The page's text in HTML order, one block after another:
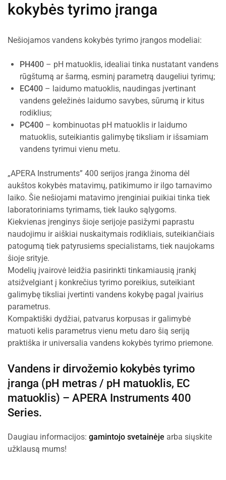
kokybės tyrimo įranga
Nešiojamos vandens kokybės tyrimo įrangos modeliai:
PH400 – pH matuoklis, idealiai tinka nustatant vandens
rūgštumą ar šarmą, esminį parametrą daugeliui tyrimų;
EC400 – laidumo matuoklis, naudingas įvertinant
vandens geležinės laidumo savybes, sūrumą ir kitus
rodiklius;
PC400 – kombinuotas pH matuoklis ir laidumo
matuoklis, suteikiantis galimybę tiksliam ir išsamiam
vandens tyrimui vienu metu.
„APERA Instruments” 400 serijos įranga žinoma dėl
aukštos kokybės matavimų, patikimumo ir ilgo tarnavimo
laiko. Šie nešiojami matavimo įrenginiai puikiai tinka tiek
laboratoriniams tyrimams, tiek lauko sąlygoms.
Kiekvienas įrenginys šioje serijoje pasižymi paprastu
naudojimu ir aiškiai nuskaitymais rodikliais, suteikiančiais
patogumą tiek patyrusiems specialistams, tiek naujokams
šioje srityje.
Modelių įvairovė leidžia pasirinkti tinkamiausią įrankį
atsižvelgiant į konkrečius tyrimo poreikius, suteikiant
galimybę tiksliai įvertinti vandens kokybę pagal įvairius
parametrus.
Kompaktiški dydžiai, patvarus korpusas ir galimybė
matuoti kelis parametrus vienu metu daro šią seriją
praktiška ir universalia vandens kokybės tyrimo priemone.
Vandens ir dirvožemio kokybės tyrimo
įranga (pH metras / pH matuoklis, EC
matuoklis) – APERA Instruments 400
Series.
Daugiau informacijos: gamintojo svetainėje arba siųskite
užklausą mums!